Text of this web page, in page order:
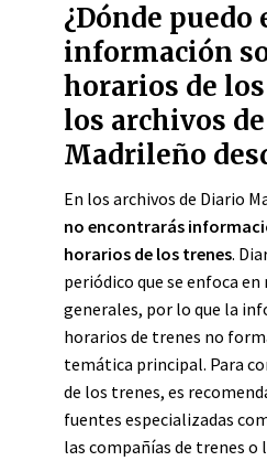
¿Dónde
información
horarios de
los archivos
Madrileño
En los archivos de Diario
no encontrarás
horarios de los trenes.
periódico que se enfoca
generales, por lo que la
horarios de trenes no
temática principal. Para
de los trenes, es
fuentes especializadas
las compañías de trenes o